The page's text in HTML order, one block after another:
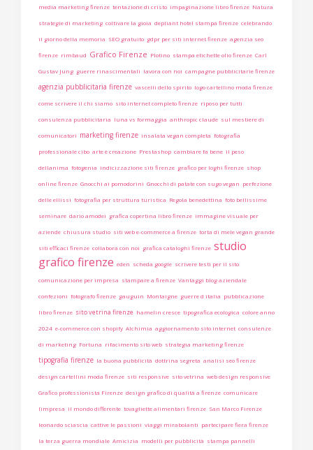
media marketing firenze tentazione di cristo impaginazione libro firenze Natura
strategie di marketing coltivare la gioia depliant hotel stampa firenze celebrando
il giorno della memoria SEO gratuito gdpr per siti internet firenze agenzia seo
firenze rimbaud Grafico Firenze Plotino stampa etichette olio firenze Carl
Gustav Jung guerre rinascimentali lavora con noi campagne pubblicitarie firenze
agenzia pubblicitaria firenze vascelli dello spirito logo cartellino moda firenze
come scrivere il chi siamo sito internet completo firenze riposo per tutti
consulenza pubblicitaria luna vs formaggia anthropic claude sul mestiere di
comunicatori marketing firenze insalata vegan completa fotografia
professionale cibo arte è creazione Prestashop cambiare fa bene il peso
dellanima fotogenia indicizzazione siti firenze grafico per loghi firenze shop
online firenze Gnocchi ai pomodorini Gnocchi di patate con sugo vegan perfezione
delle ellissi fotografia per struttura turistica Regola benedettina foto bellissime
seminare dario amodei grafica copertina libro firenze immagine visuale per
aziende chiusura studio siti web e-commerce a firenze torta di mele vegan grande
siti efficaci firenze collabora con noi grafica cataloghi firenze studio
grafico firenze eden scheda google scrivere testi per il sito
comunicazione per impresa stampare a firenze Vantaggi blog aziendale
confezioni fotografo firenze gauguin Montaigne guerre d italia pubblicazione
libro firenze sito vetrina firenze hamelin cresce tipografica ecologica colore anno
2024 e-commerce con shopify Alchimia aggiornamento sito internet consulenze
di marketing Fortuna rifacimento sito web strategia marketing firenze
tipografia firenze la buona pubblicità dottrina segreta analisi seo firenze
design cartellini moda firenze siti responsive sito vetrina web design responsive
Grafico professionista Firenze design grafico di qualità a firenze comunicare
limpresa il mondo differente tovagliette alimentari firenze San Marco Firenze
leonardo sciascia cattive le passioni viaggi mirabolanti partecipare fiera firenze
la terza guerra mondiale Amicizia modelli per pubblicità stampa pannelli